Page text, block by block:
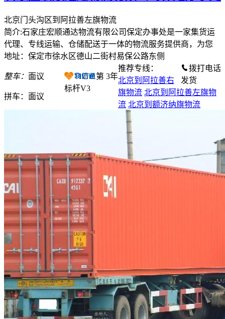
北京门头沟区到阿拉善左旗物流
简介:石家庄宏顺通达物流有限公司保定办事处是一家集货运
代理、专线运输、仓储配送于一体的物流服务提供商，为您
地址：保定市徐水区德山二街村易保公路东侧
整车： 面议
拼车： 面议
第 3年
标杆V3
拨打电话
发货
推荐专线：
北京到阿拉善右
旗物流 北京到阿拉善左旗物
流 北京到额济纳旗物流